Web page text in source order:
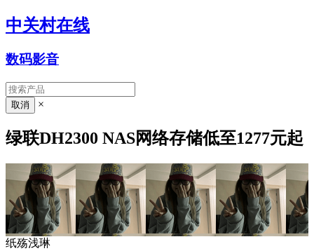
中关村在线
数码影音
×
绿联DH2300 NAS网络存储低至1277元起
纸殇浅琳